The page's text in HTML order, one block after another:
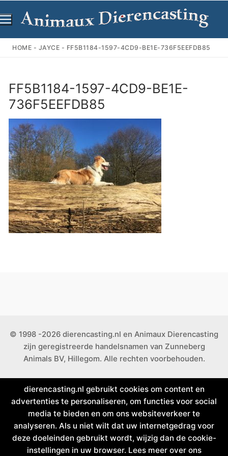
naar
inhoud
HOME - JAYCE - FF5B1184-1597-4CD9-BE1E-736F5EEFDB85
FF5B1184-1597-4CD9-BE1E-
736F5EEFDB85
© 1998 -2026 dierencasting.nl en Animaux Dierencasting
zijn geregistreerde handelsnamen van Zunneberg
Animals BV, Hillegom. Alle rechten voorbehouden.
dierencasting.nl gebruikt cookies om content en
advertenties te personaliseren, om functies voor social
media te bieden en om ons websiteverkeer te
analyseren. Als u niet wilt dat uw internetgedrag voor
deze doeleinden gebruikt wordt, wijzig dan de cookie-
instellingen in uw browser. Lees meer over ons